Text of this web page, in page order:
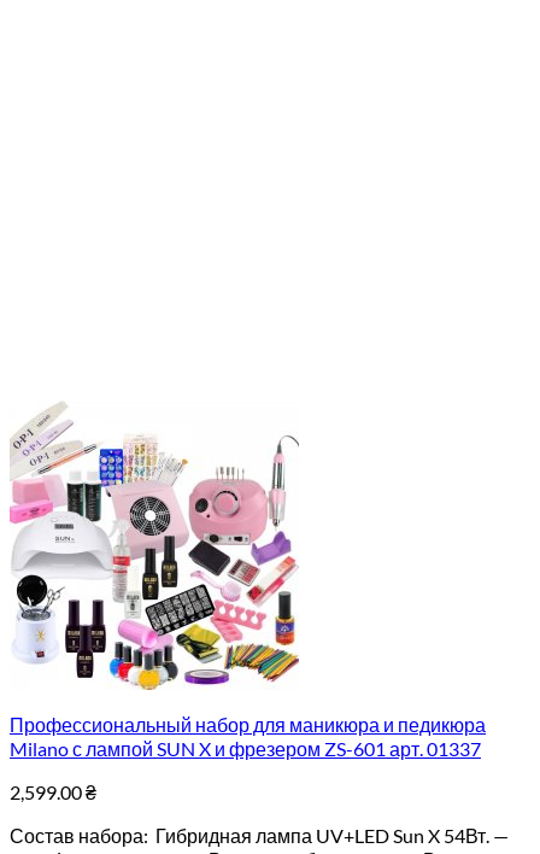
Профессиональный набор для маникюра и педикюра
Milano с лампой SUN X и фрезером ZS-601 арт. 01337
2,599.00₴
Состав набора: Гибридная лампа UV+LED Sun X 54Вт. —